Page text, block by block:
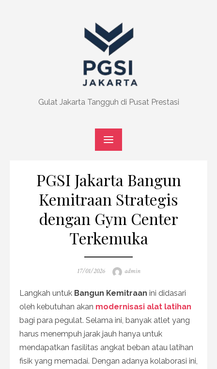
Gulat Jakarta Tangguh di Pusat Prestasi
PGSI Jakarta Bangun
Kemitraan Strategis
dengan Gym Center
Terkemuka
Posted
17/01/2026 Author
admin
Langkah untuk Bangun Kemitraan ini didasari
oleh kebutuhan akan modernisasi alat latihan
bagi para pegulat. Selama ini, banyak atlet yang
harus menempuh jarak jauh hanya untuk
mendapatkan fasilitas angkat beban atau latihan
fisik yang memadai. Dengan adanya kolaborasi ini,